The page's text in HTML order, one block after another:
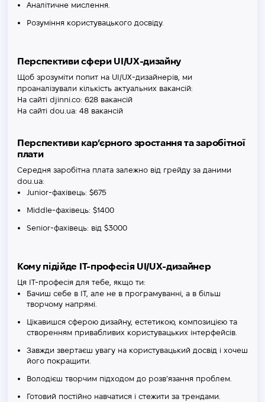
Аналітичне мислення.
Розуміння користувацького досвіду.
Перспективи сфери UI/UX-дизайну
Щоб зрозуміти попит на UI/UX-дизайнерів, ми
проаналізували кількість актуальних вакансій:
На сайті djinni.co: 628 вакансій
На сайті dou.ua: 48 вакансій
Перспективи кар’єрного зростання та заробітної
плати
Середня заробітна плата залежно від грейду за даними
dou.ua:
Junior-фахівець: $675
Middle-фахівець: $1400
Senior-фахівець: від $3000
Кому підійде IT-професія UI/UX-дизайнер
Ця IT-професія для тебе, якщо ти:
Бачиш себе в IT, але не в програмуванні, а в більш
творчому напрямі.
Цікавишся сферою дизайну, естетикою, композицією та
створенням привабливих користувацьких інтерфейсів.
Завжди звертаєш увагу на користувацький досвід і хочеш
його покращити.
Володієш творчим підходом до розв’язання проблем.
Готовий постійно навчатися і стежити за трендами.